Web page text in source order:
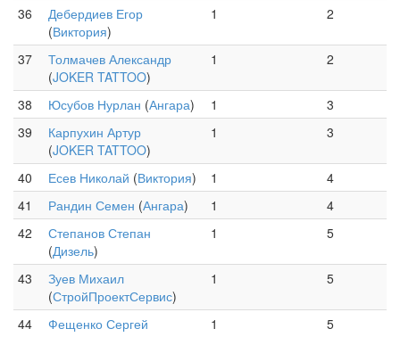
36
Дебердиев Егор
(Виктория)
1 2
37
Толмачев Александр
(JOKER TATTOO)
1 2
38 Юсубов Нурлан (Ангара) 1
3
39
Карпухин Артур
(JOKER TATTOO)
1 3
40 Есев Николай (Виктория) 1
4
41
Рандин Семен (Ангара) 1
4
42
Степанов Степан
(Дизель)
1 5
43
Зуев Михаил
(СтройПроектСервис)
1 5
44
Фещенко Сергей
1 5